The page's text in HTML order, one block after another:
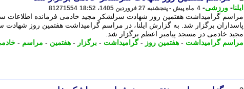
ایلنا- ورزشی- 4 ماه پیش - پنجشنبه 27 فروردین 1405، 18:52 81271554
مراسم گرامیداشت هفتمین روز شهادت سرلشکر مجید خادمی فرمانده اطلاعات
پاسداران برگزار شد. به گزارش ایلنا، در مراسم گرامیداشت هفتمین روز شهادت
مجید خادمی در مسجد پیامبر اعظم برگزار شد.
مراسم گرامیداشت - هفتمین روز -گرامیداشت - برگزار - هفتمین - مراسم -